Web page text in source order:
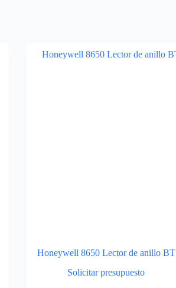
Honeywell 8650 Lector de anillo BT
Solicitar presupuesto